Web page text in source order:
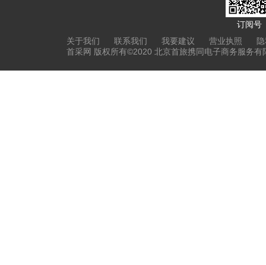
订阅号
关于我们
联系我们 我要建议 营业执照
首采网 版权所有©2020 北京首旅携同电子商务服务有